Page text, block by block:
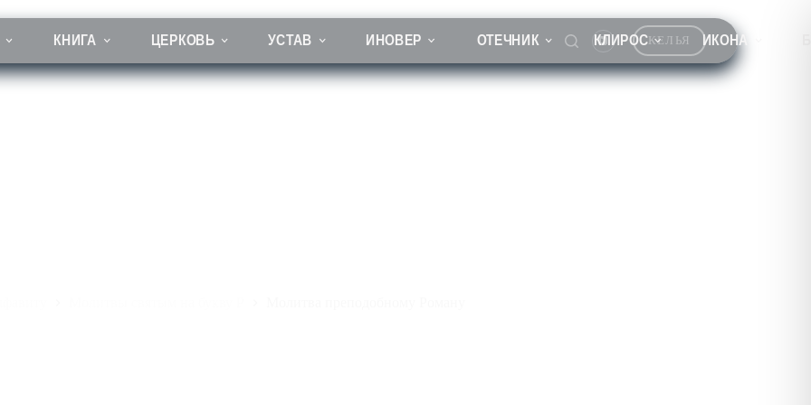
КНИГА ЦЕРКОВЬ УСТАВ ИНОВЕР ОТЕЧНИК КЛИРОС ИКОНА
КЕЛЬЯ